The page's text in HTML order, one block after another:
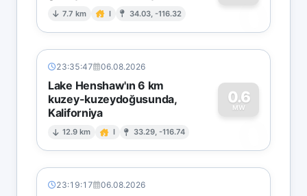
7.7 km I 34.03, -116.32 0
23:35:47 06.08.2026
Lake Henshaw'ın 6 km
kuzey-kuzeydoğusunda,
Kaliforniya
12.9 km I 33.29, -116.74
0.6
MW
0
23:19:17 06.08.2026